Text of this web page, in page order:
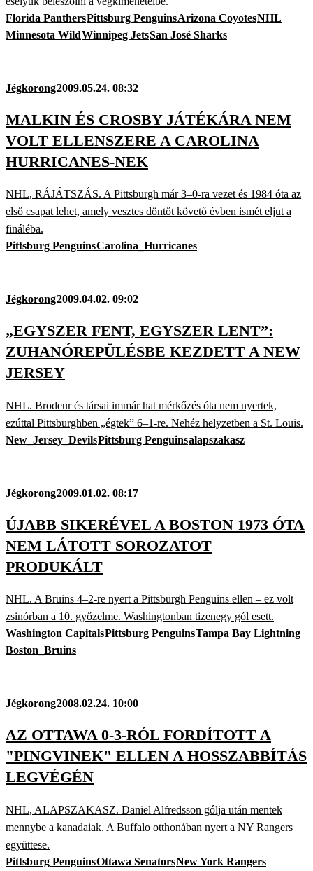
Florida PanthersPittsburg PenguinsArizona CoyotesNHL
Minnesota WildWinnipeg JetsSan José Sharks
Jégkorong2009.05.24. 08:32
MALKIN ÉS CROSBY JÁTÉKÁRA NEM
VOLT ELLENSZERE A CAROLINA
HURRICANES-NEK
NHL, RÁJÁTSZÁS. A Pittsburgh már 3–0-ra vezet és 1984 óta az
első csapat lehet, amely vesztes döntőt követő évben ismét eljut a
fináléba.
Pittsburg PenguinsCarolina_Hurricanes
Jégkorong2009.04.02. 09:02
„EGYSZER FENT, EGYSZER LENT”:
ZUHANÓREPÜLÉSBE KEZDETT A NEW
JERSEY
NHL. Brodeur és társai immár hat mérkőzés óta nem nyertek,
ezúttal Pittsburghben „égtek” 6–1-re. Nehéz helyzetben a St. Louis.
New_Jersey_DevilsPittsburg Penguinsalapszakasz
Jégkorong2009.01.02. 08:17
ÚJABB SIKERÉVEL A BOSTON 1973 ÓTA
NEM LÁTOTT SOROZATOT
PRODUKÁLT
NHL. A Bruins 4–2-re nyert a Pittsburgh Penguins ellen – ez volt
zsinórban a 10. győzelme. Washingtonban tizenegy gól esett.
Washington CapitalsPittsburg PenguinsTampa Bay Lightning
Boston_Bruins
Jégkorong2008.02.24. 10:00
AZ OTTAWA 0-3-RÓL FORDÍTOTT A
"PINGVINEK" ELLEN A HOSSZABBÍTÁS
LEGVÉGÉN
NHL, ALAPSZAKASZ. Daniel Alfredsson gólja után mentek
mennybe a kanadaiak. A Buffalo otthonában nyert a NY Rangers
együttese.
Pittsburg PenguinsOttawa SenatorsNew York Rangers